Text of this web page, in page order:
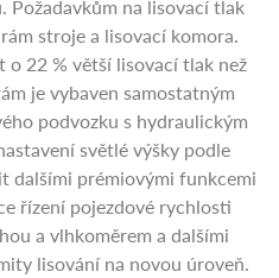
na lisovací tlak
stroje a lisovací komora.
22 % větší lisovací tlak než
je vybaven samostatným
podvozku s hydraulickým
světlé výšky podle
dalšími prémiovými funkcemi
řízení pojezdové rychlosti
a vlhkoměrem a dalšími
lisování na novou úroveň.